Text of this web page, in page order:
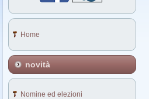
Home
novità
Nomine ed elezioni